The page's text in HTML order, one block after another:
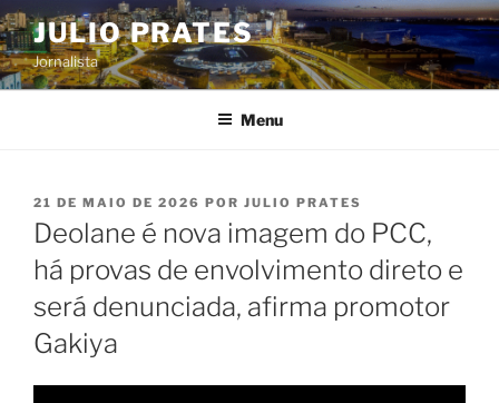
Pular
para
o
conteúdo
JULIO PRATES
Jornalista
Menu
PUBLICADO
EM
21 DE MAIO DE 2026 POR JULIO PRATES
Deolane é nova imagem do PCC,
há provas de envolvimento direto e
será denunciada, afirma promotor
Gakiya